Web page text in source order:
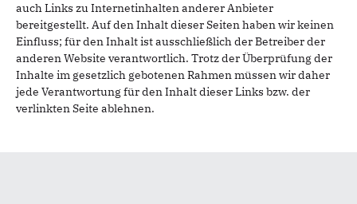
auch Links zu Internetinhalten anderer Anbieter
bereitgestellt. Auf den Inhalt dieser Seiten haben wir keinen
Einfluss; für den Inhalt ist ausschließlich der Betreiber der
anderen Website verantwortlich. Trotz der Überprüfung der
Inhalte im gesetzlich gebotenen Rahmen müssen wir daher
jede Verantwortung für den Inhalt dieser Links bzw. der
verlinkten Seite ablehnen.